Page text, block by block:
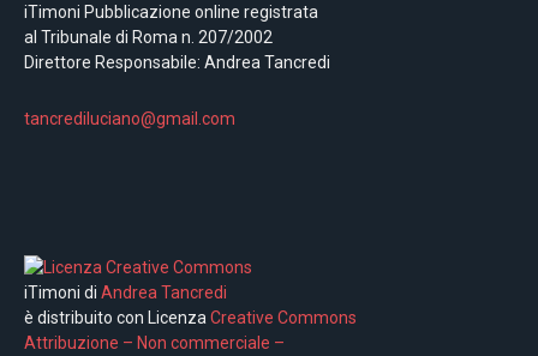
iTimoni Pubblicazione online registrata
al Tribunale di Roma n. 207/2002
Direttore Responsabile: Andrea Tancredi
tancrediluciano@gmail.com
iTimoni di Andrea Tancredi
è distribuito con Licenza Creative Commons
Attribuzione – Non commerciale –